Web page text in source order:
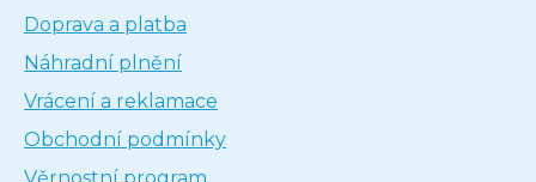
Doprava a platba
Náhradní plnění
Vrácení a reklamace
Obchodní podmínky